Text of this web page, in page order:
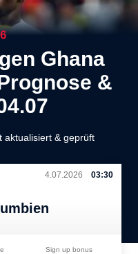
Ghana
&
aktualisiert & geprüft
4.07.2026 03:30
Sign up bonus